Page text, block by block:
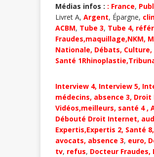
Médias infos : : France,
Livret A, Argent, Épargne,
ACBM, Tube 3, Tube 4,
Fraudes,maquillage,NKM,
Nationale, Débats, Culture,
Santé 1Rhinoplastie,
Interview 4, Interview 5,
médecins, absence 3, Droit
Vidéos,meilleurs, santé 4,
Débouté Droit Internet,
Expertis,Expertis 2, Santé 8,
avocats, absence 3, euro,
tv, refus, Docteur Fraudes,